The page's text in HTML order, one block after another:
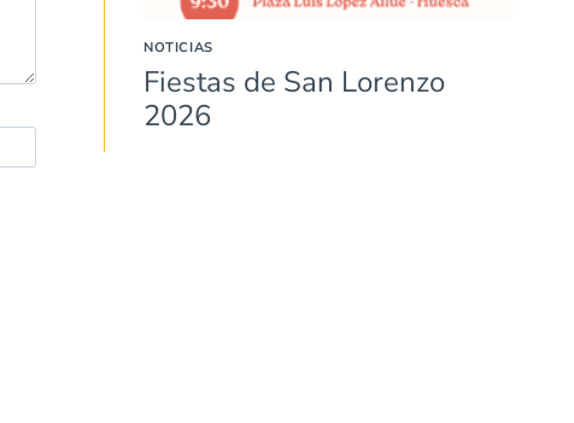
NOTICIAS
Fiestas de San Lorenzo
2026